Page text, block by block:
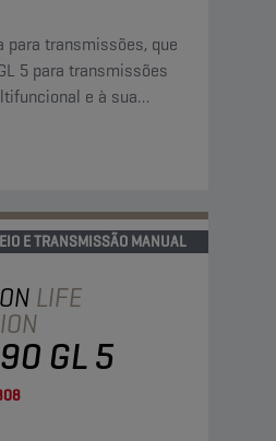
transmissões, que
5 para transmissões
e à sua
E TRANSMISSÃO MANUAL
LIFE
GL 5